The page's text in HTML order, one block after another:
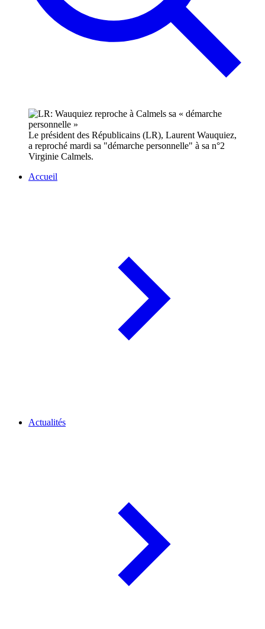
Le président des Républicains (LR), Laurent Wauquiez,
a reproché mardi sa "démarche personnelle" à sa n°2
Virginie Calmels.
Accueil
Actualités